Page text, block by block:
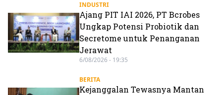
INDUSTRI
Ajang PIT IAI 2026, PT Bcrobes
Ungkap Potensi Probiotik dan
Secretome untuk Penanganan
Jerawat
6/08/2026 - 19:35
BERITA
Kejanggalan Tewasnya Mantan